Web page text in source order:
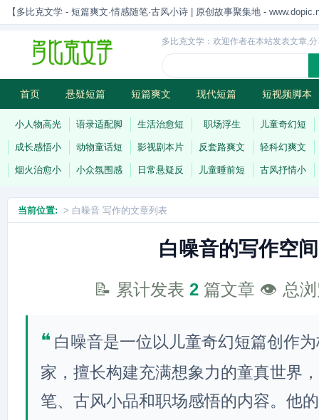
【多比克文学 - 短篇爽文·情感随笔·古风小诗 | 原创故事聚集地 -
多比克文学：欢迎作者在本站发表文章,
首页 悬疑短篇 短篇爽文 现代短篇 短视频脚本
古风小诗 科幻短篇 现代小诗 连载
小人物高光 语录适配脚 生活治愈短 职场浮生 儿童奇幻短
成长感悟小 动物童话短 影视剧本片 反套路爽文 轻科幻爽文
烟火治愈小 小众氛围感 日常悬疑反 儿童睡前短 古风抒情小
当前位置: > 白噪音 写作的文章列表
白噪音的写作空间
📝 累计发表 2篇文章 👁️ 总
❝ 白噪音是一位以儿童奇幻短篇创作
家，擅长构建充满想象力的童真世界
笔、古风小品和职场感悟的内容。他